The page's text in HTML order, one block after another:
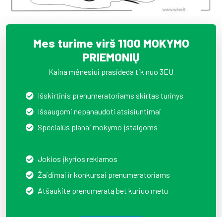
Mes turime virš 1100 MOKYMO
PRIEMONIŲ
Kaina mėnesiui prasideda tik nuo 3EU
Išskirtinis prenumeratoriams skirtas turinys
Išsaugomi nepanaudoti atsisiuntimai
Specialūs planai mokymo įstaigoms
Jokios įkyrios reklamos
Žaidimai ir konkursai prenumeratoriams
Atšaukite prenumeratą bet kuriuo metu